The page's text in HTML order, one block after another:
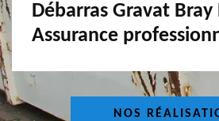
Débarras Gravat Bray
Assurance
NOS